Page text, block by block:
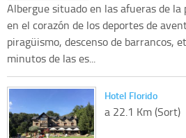
Albergue situado en las afueras de la
en el corazón de los deportes de
piragüismo, descenso de barrancos,
minutos de las es...
Hotel Florido
a 22.1 Km (Sort)